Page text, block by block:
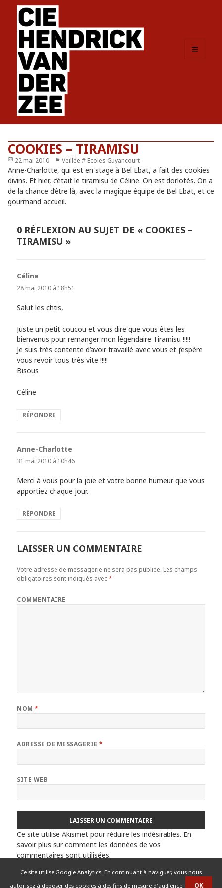
Ce site utilise Google Analytics. En continuant à naviguer, vous nous
autorisez à déposer des cookies à des fins de mesure d'audience.
COOKIES – TIRAMISU
Publié
le
22 mai 2010 Catégories
Veillée # Ecoles Guyancourt
Anne-Charlotte, qui est en stage à Bel Ebat, a fait des cookies
divins. Et hier, c’était le tiramisu de Céline. On est dorlotés. On a
de la chance d’être là, avec la magique équipe de Bel Ebat, et ce
gourmand accueil.
0 RÉFLEXION AU SUJET DE « COOKIES –
TIRAMISU »
Céline
28 mai 2010 à 18h51
Salut les chtis,
Juste un petit coucou et vous dire que vous êtes les
bienvenus pour remanger mon légendaire Tiramisu !!!!!
Je suis très contente d’avoir travaillé avec vous et j’espère
vous revoir tous très vite !!!!!
Bisous
Céline
RÉPONDRE
Anne-Charlotte
31 mai 2010 à 10h46
Merci à vous pour la joie et votre bonne humeur que vous
apportiez chaque jour.
RÉPONDRE
LAISSER UN COMMENTAIRE
Votre adresse de messagerie ne sera pas publiée. Les champs
obligatoires sont indiqués avec*
COMMENTAIRE
NOM*
ADRESSE DE MESSAGERIE*
SITE WEB
Ce site utilise Akismet pour réduire les indésirables. En
savoir plus sur comment les données de vos
commentaires sont utilisées.